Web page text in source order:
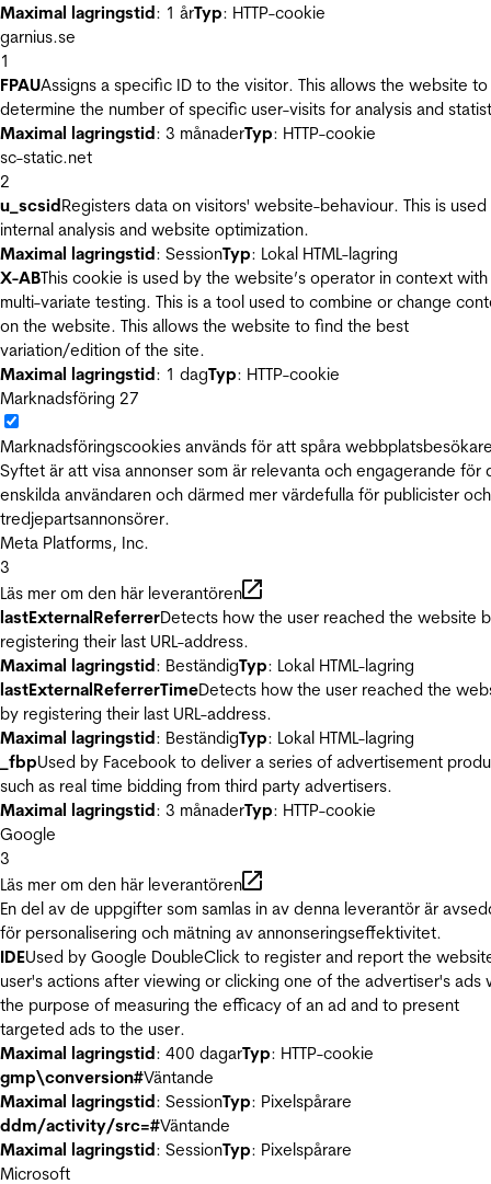
Maximal lagringstid: 1 årTyp: HTTP-cookie
garnius.se
1
FPAUAssigns a specific ID to the visitor. This allows the website to
determine the number of specific user-visits for analysis and
Maximal lagringstid: 3 månaderTyp: HTTP-cookie
sc-static.net
2
u_scsidRegisters data on visitors' website-behaviour. This is
internal analysis and website optimization.
Maximal lagringstid: SessionTyp: Lokal HTML-lagring
X-ABThis cookie is used by the website’s operator in context with
multi-variate testing. This is a tool used to combine or change
on the website. This allows the website to find the best
variation/edition of the site.
Maximal lagringstid: 1 dagTyp: HTTP-cookie
Marknadsföring 27
Marknadsföringscookies används för att spåra
Syftet är att visa annonser som är relevanta och engagerande för
enskilda användaren och därmed mer värdefulla för publicister och
tredjepartsannonsörer.
Meta Platforms, Inc.
3
Läs mer om den här leverantören
lastExternalReferrerDetects how the user reached the website
registering their last URL-address.
Maximal lagringstid: BeständigTyp: Lokal HTML-lagring
lastExternalReferrerTimeDetects how the user reached the
by registering their last URL-address.
Maximal lagringstid: BeständigTyp: Lokal HTML-lagring
_fbpUsed by Facebook to deliver a series of advertisement
such as real time bidding from third party advertisers.
Maximal lagringstid: 3 månaderTyp: HTTP-cookie
Google
3
Läs mer om den här leverantören
En del av de uppgifter som samlas in av denna leverantör är
för personalisering och mätning av annonseringseffektivitet.
IDEUsed by Google DoubleClick to register and report the
user's actions after viewing or clicking one of the advertiser's ads
the purpose of measuring the efficacy of an ad and to present
targeted ads to the user.
Maximal lagringstid: 400 dagarTyp: HTTP-cookie
gmp\conversion#Väntande
Maximal lagringstid: SessionTyp: Pixelspårare
ddm/activity/src=#Väntande
Maximal lagringstid: SessionTyp: Pixelspårare
Microsoft